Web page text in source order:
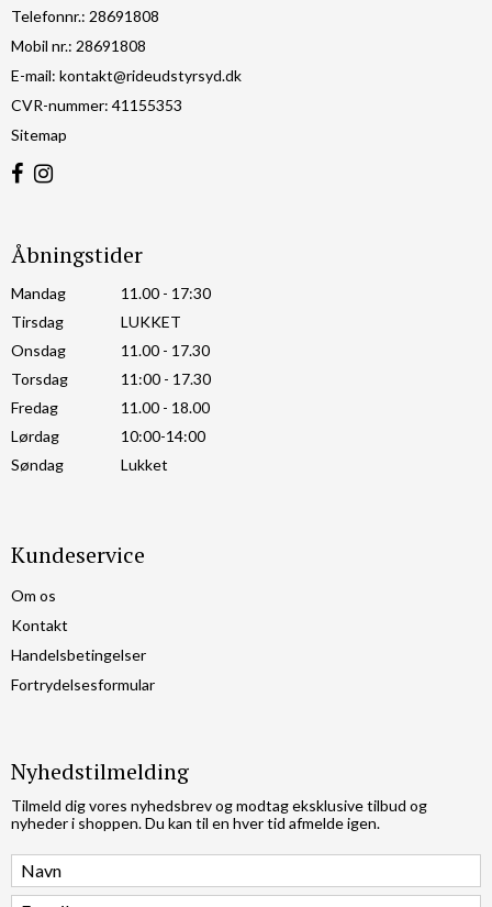
Telefonnr.: 28691808
Mobil nr.: 28691808
E-mail: kontakt@rideudstyrsyd.dk
CVR-nummer: 41155353
Sitemap
Åbningstider
Mandag
11.00 - 17:30
Tirsdag
LUKKET
Onsdag
11.00 - 17.30
Torsdag
11:00 - 17.30
Fredag
11.00 - 18.00
Lørdag
10:00-14:00
Søndag
Lukket
Kundeservice
Om os
Kontakt
Handelsbetingelser
Fortrydelsesformular
Nyhedstilmelding
Tilmeld dig vores nyhedsbrev og modtag eksklusive tilbud og
nyheder i shoppen. Du kan til en hver tid afmelde igen.